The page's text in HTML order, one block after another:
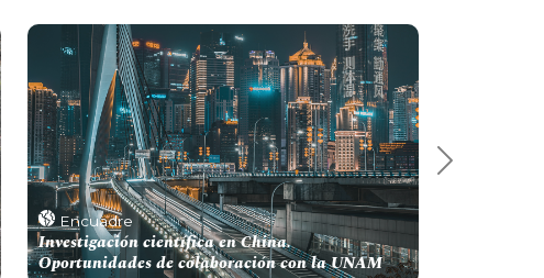
Encuadre
Investigación científica en China.
Oportunidades de colaboración con la UNAM
Next 6